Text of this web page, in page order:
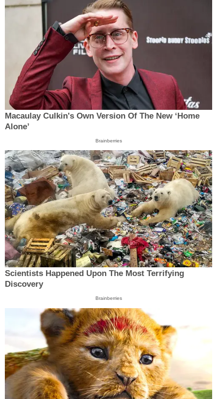
Macaulay Culkin's Own Version Of The New ‘Home
Alone’
Brainberries
Scientists Happened Upon The Most Terrifying
Discovery
Brainberries